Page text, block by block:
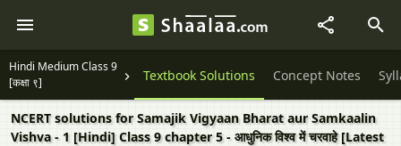
Hindi Medium Class 9
[कक्षा ९]
Textbook Solutions Concept Notes
NCERT solutions for Samajik Vigyaan Bharat aur Samkaalin
Vishva - 1 [Hindi] Class 9 chapter 5 - आधुनिक विश्व में चरवाहे [Latest